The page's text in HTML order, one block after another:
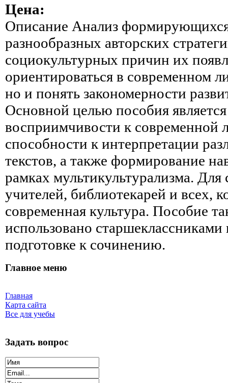
Цена:
Описание Анализ
разнообразных авторских
социокультурных причин их
ориентироваться в современном
но и понять закономерности
Основной целью пособия
восприимчивости к современной
способности к интерпретации
текстов, а также формирование
рамках мультикультурализма. Для
учителей, библиотекарей и всех,
современная культура. Пособие
использовано
подготовке к сочинению.
Главное меню
Главная
Карта сайта
Все для учебы
Задать вопрос